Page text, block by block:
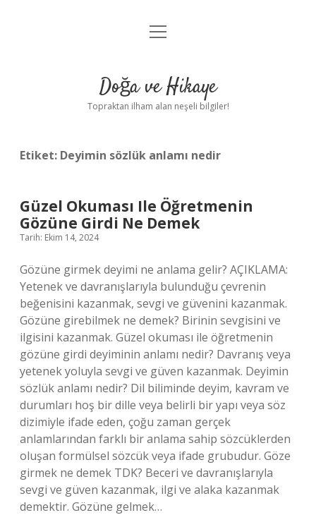
Anasayfa
Yasal Uyarı
menüyü
Doğa ve Hikaye
Topraktan ilham alan neşeli bilgiler!
Etiket: Deyimin sözlük anlamı nedir
Güzel Okuması Ile Öğretmenin
Gözüne Girdi Ne Demek
Tarih: Ekim 14, 2024
Gözüne girmek deyimi ne anlama gelir? AÇIKLAMA:
Yetenek ve davranışlarıyla bulunduğu çevrenin
beğenisini kazanmak, sevgi ve güvenini kazanmak.
Gözüne girebilmek ne demek? Birinin sevgisini ve
ilgisini kazanmak. Güzel okuması ile öğretmenin
gözüne girdi deyiminin anlamı nedir? Davranış veya
yetenek yoluyla sevgi ve güven kazanmak. Deyimin
sözlük anlamı nedir? Dil biliminde deyim, kavram ve
durumları hoş bir dille veya belirli bir yapı veya söz
dizimiyle ifade eden, çoğu zaman gerçek
anlamlarından farklı bir anlama sahip sözcüklerden
oluşan formülsel sözcük veya ifade grubudur. Göze
girmek ne demek TDK? Beceri ve davranışlarıyla
sevgi ve güven kazanmak, ilgi ve alaka kazanmak
demektir. Gözüne gelmek…